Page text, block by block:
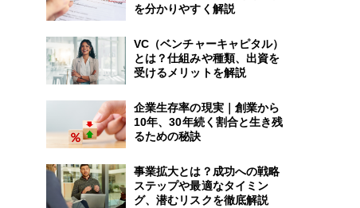
を分かりやすく解説
VC（ベンチャーキャピタル）
とは？仕組みや種類、出資を
受けるメリットを解説
企業生存率の現実｜創業から
10年、30年続く割合と生き残
るための秘訣
事業拡大とは？成功への戦略
ステップや最適なタイミン
グ、潜むリスクを徹底解説